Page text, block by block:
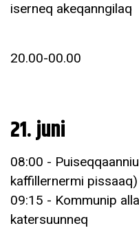
iserneq akeqanngilaq
20.00-00.00
21. juni
08:00 -
kaffillernermi pissaaq)
09:15 - Kommunip
katersuunneq